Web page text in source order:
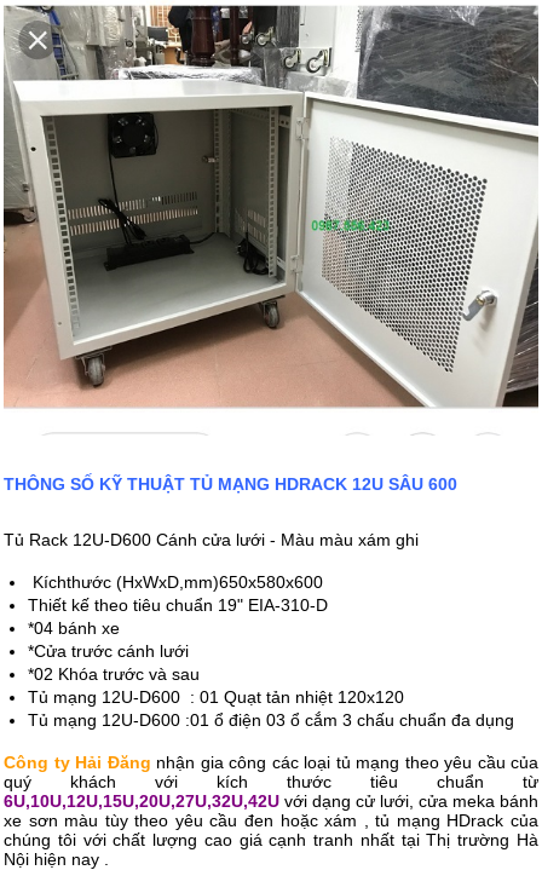
THÔNG SỐ KỸ THUẬT TỦ MẠNG HDRACK 12U SÂU 600
Tủ Rack 12U-D600 Cánh cửa lưới - Màu màu xám ghi
Kíchthước (HxWxD,mm)650x580x600
Thiết kế theo tiêu chuẩn 19" EIA-310-D
*04 bánh xe
*Cửa trước cánh lưới
*02 Khóa trước và sau
Tủ mạng 12U-D600 : 01 Quạt tản nhiệt 120x120
Tủ mạng 12U-D600 :01 ổ điện 03 ổ cắm 3 chấu chuẩn đa dụng
Công ty Hải Đăng nhận gia công các loại tủ mạng theo yêu cầu của
quý khách với kích thước tiêu chuẩn từ
6U,10U,12U,15U,20U,27U,32U,42U với dạng cử lưới, cửa meka bánh
xe sơn màu tùy theo yêu cầu đen hoặc xám , tủ mạng HDrack của
chúng tôi với chất lượng cao giá cạnh tranh nhất tại Thị trường Hà
Nội hiện nay .